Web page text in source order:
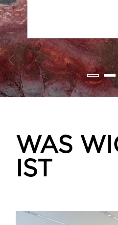
WAS
IST